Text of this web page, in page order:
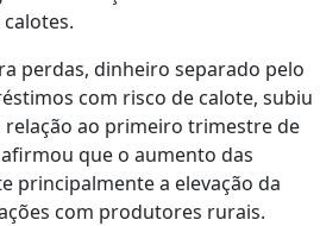
perdas, dinheiro separado pelo
com risco de calote, subiu
relação ao primeiro trimestre de
que o aumento das
principalmente a elevação da
com produtores rurais.